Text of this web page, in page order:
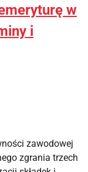
w
i
zawodowej
zgrania trzech